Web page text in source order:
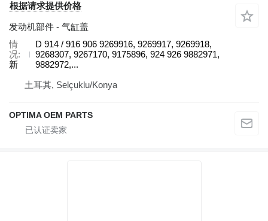
根据请求提供价格
发动机部件 - 气缸盖
情
况
新
D 914 / 916 906 9269916, 9269917, 9269918,
9268307, 9267170, 9175896, 924 926 9882971,
9882972,...
土耳其, Selçuklu/Konya
OPTIMA OEM PARTS